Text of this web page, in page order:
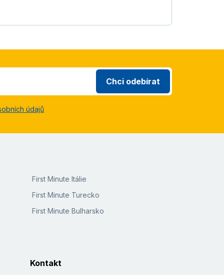
Chci odebírat
údajů
First Minute Itálie
First Minute Turecko
First Minute Bulharsko
Kontakt